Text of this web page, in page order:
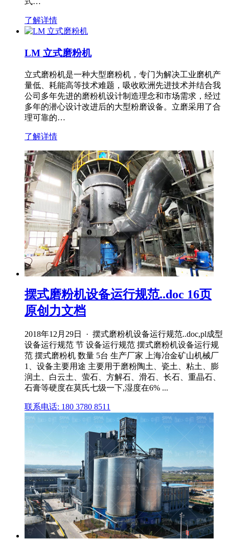
了解详情
LM 立式磨粉机
立式磨粉机是一种大型磨粉机，专门为解决工业磨机产
量低、耗能高等技术难题，吸收欧洲先进技术并结合我
公司多年先进的磨粉机设计制造理念和市场需求，经过
多年的潜心设计改进后的大型粉磨设备。立磨采用了合
理可靠的…
了解详情
摆式磨粉机设备运行规范..doc 16页
原创力文档
2018年12月29日 · 摆式磨粉机设备运行规范..doc,pl成型
设备运行规范 节 设备运行规范 摆式磨粉机设备运行规
范 摆式磨粉机 数量 5台 生产厂家 上海冶金矿山机械厂
1、设备主要用途 主要用于磨粉陶土、瓷土、粘土、膨
润土、白云土、萤石、方解石、滑石、长石、重晶石、
石膏等硬度在莫氏七级一下,湿度在6% ...
联系电话: 180 3780 8511